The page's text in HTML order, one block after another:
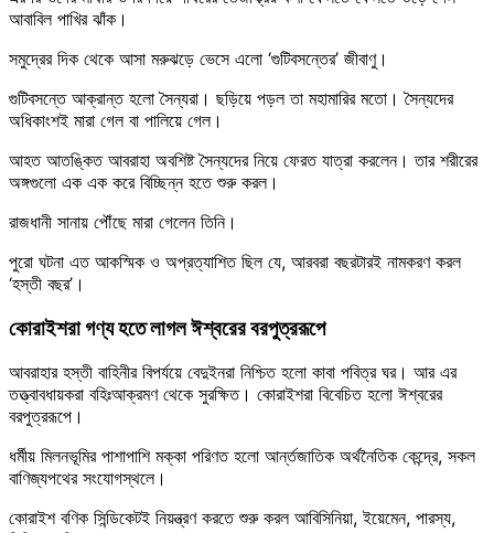
আবাবিল পাখির ঝাঁক।
সমুদ্রের দিক থেকে আসা মরুঝড়ে ভেসে এলো ‘গুটিবসন্তের’ জীবাণু।
গুটিবসন্তে আক্রান্ত হলো সৈন্যরা। ছড়িয়ে পড়ল তা মহামারির মতো। সৈন্যদের
অধিকাংশই মারা গেল বা পালিয়ে গেল।
আহত আতঙ্কিত আবরাহা অবশিষ্ট সৈন্যদের নিয়ে ফেরত যাত্রা করলেন। তার শরীরের
অঙ্গগুলো এক এক করে বিচ্ছিন্ন হতে শুরু করল।
রাজধানী সানায় পৌঁছে মারা গেলেন তিনি।
পুরো ঘটনা এত আকস্মিক ও অপ্রত্যাশিত ছিল যে, আরবরা বছরটারই নামকরণ করল
‘হস্তী বছর’।
কোরাইশরা গণ্য হতে লাগল ঈশ্বরের বরপুত্ররূপে
আবরাহার হস্তী বাহিনীর বিপর্যয়ে বেদুইনরা নিশ্চিত হলো কাবা পবিত্র ঘর। আর এর
তত্ত্বাবধায়করা বহিঃআক্রমণ থেকে সুরক্ষিত। কোরাইশরা বিবেচিত হলো ঈশ্বরের
বরপুত্ররূপে।
ধর্মীয় মিলনভূমির পাশাপাশি মক্কা পরিণত হলো আর্ন্তজাতিক অর্থনৈতিক কেন্দ্রে, সকল
বাণিজ্যপথের সংযোগস্থলে।
কোরাইশ বণিক সিন্ডিকেটই নিয়ন্ত্রণ করতে শুরু করল আবিসিনিয়া, ইয়েমেন, পারস্য,